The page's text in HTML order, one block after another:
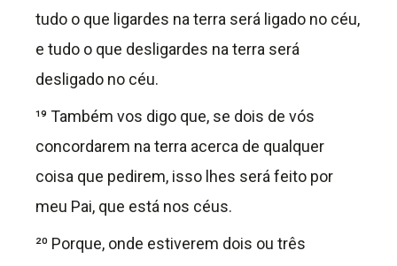
tudo o que ligardes na terra será ligado no céu,
e tudo o que desligardes na terra será
desligado no céu.
¹⁹ Também vos digo que, se dois de vós
concordarem na terra acerca de qualquer
coisa que pedirem, isso lhes será feito por
meu Pai, que está nos céus.
²⁰ Porque, onde estiverem dois ou três